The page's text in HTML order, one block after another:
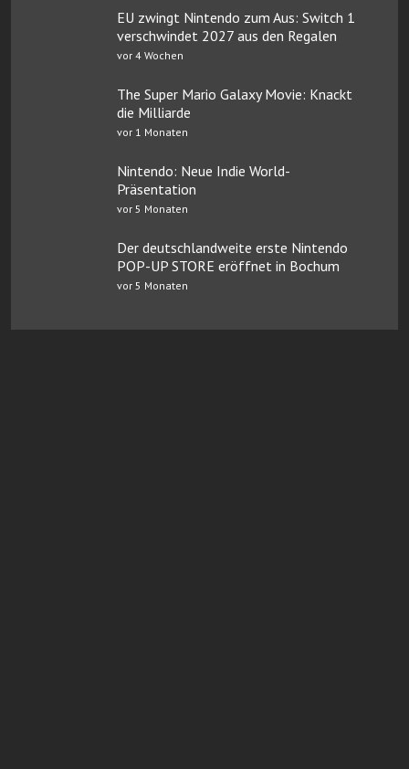
EU zwingt Nintendo zum Aus: Switch 1
verschwindet 2027 aus den Regalen
vor 4 Wochen
The Super Mario Galaxy Movie: Knackt
die Milliarde
vor 1 Monaten
Nintendo: Neue Indie World-
Präsentation
vor 5 Monaten
Der deutschlandweite erste Nintendo
POP-UP STORE eröffnet in Bochum
vor 5 Monaten